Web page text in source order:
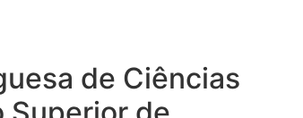
de Ciências